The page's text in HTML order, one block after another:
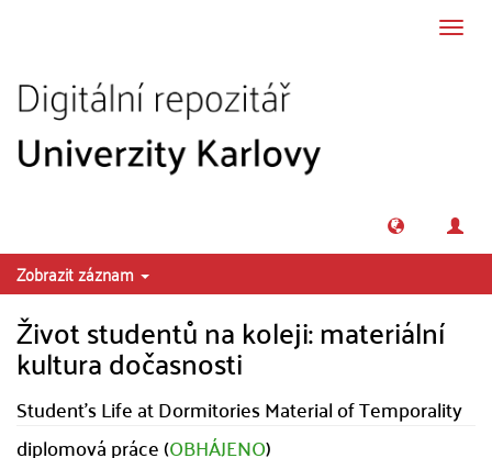
Zobrazit záznam
Život studentů na koleji: materiální
kultura dočasnosti
Student's Life at Dormitories Material of Temporality
diplomová práce (OBHÁJENO)